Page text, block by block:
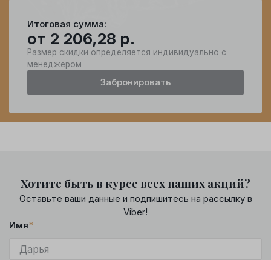
Итоговая сумма:
от 2 206,28 р.
Размер скидки определяется индивидуально с
менеджером
Забронировать
Хотите быть в курсе всех наших акций?
Оставьте ваши данные и подпишитесь на рассылку в
Viber!
Имя*